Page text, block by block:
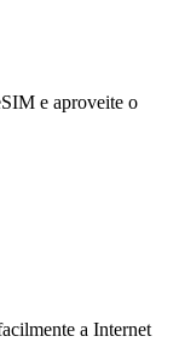
e aproveite o
a Internet